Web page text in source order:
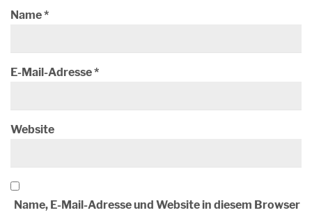
Name*
E-Mail-Adresse*
Website
Name, E-Mail-Adresse und Website in diesem Browser